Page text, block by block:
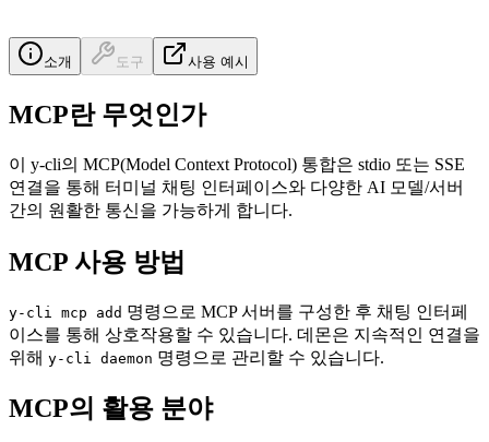
소개 도구 사용 예시
MCP란 무엇인가
이 y-cli의 MCP(Model Context Protocol) 통합은 stdio 또는 SSE
연결을 통해 터미널 채팅 인터페이스와 다양한 AI 모델/서버
간의 원활한 통신을 가능하게 합니다.
MCP 사용 방법
y-cli mcp add 명령으로 MCP 서버를 구성한 후 채팅 인터페
이스를 통해 상호작용할 수 있습니다. 데몬은 지속적인 연결을
위해 y-cli daemon 명령으로 관리할 수 있습니다.
MCP의 활용 분야